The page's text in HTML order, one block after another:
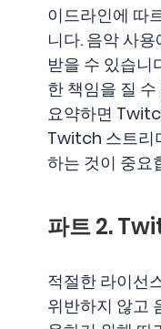
이드라인에 따
니다. 음악 사
받을 수 있습니
한 책임을 질
요약하면
Twitch 스트리
하는 것이 중요
파트 2.
적절한 라이선
위반하지 않고